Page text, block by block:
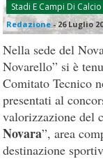
Stadi E Campi Di Calcio
Redazione-26 Luglio
Nella sede del
Novarello” si è
Comitato Tecnico
presentati al
valorizzazione del
Novara”, area
destinazione